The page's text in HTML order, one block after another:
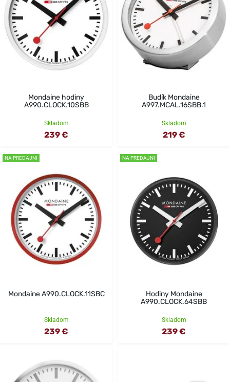
Mondaine hodiny
A990.CLOCK.10SBB
Skladom
239 €
Budík Mondaine
A997.MCAL.16SBB.1
Skladom
219 €
NA PREDAJNI
Mondaine A990.CLOCK.11SBC
Skladom
239 €
NA PREDAJNI
Hodiny Mondaine
A990.CLOCK.64SBB
Skladom
239 €